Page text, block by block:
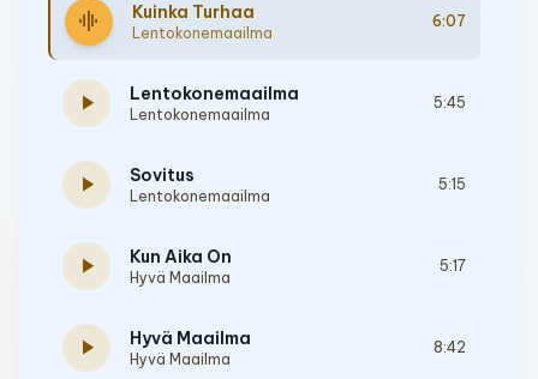
graphic_eq Kuinka Turhaa
Lentokonemaailma
6:07
play_arrow Lentokonemaailma
Lentokonemaailma
5:45
play_arrow Sovitus
Lentokonemaailma
5:15
play_arrow Kun Aika On
Hyvä Maailma
5:17
play_arrow Hyvä Maailma
Hyvä Maailma
8:42